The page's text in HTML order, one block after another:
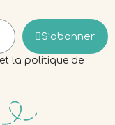
S’abonner
la politique de